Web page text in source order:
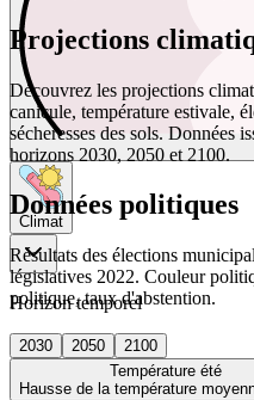
Climat
Horizon temporel
2030 2050
2100
Température été
Hausse de la température
Projections
Découvrez les projections
canicule, température estivale,
sécheresses des sols. Données
horizons 2030, 2050 et 2100.
Données politiques
Résultats des élections
législatives 2022. Couleur
politique, taux d'abstention.